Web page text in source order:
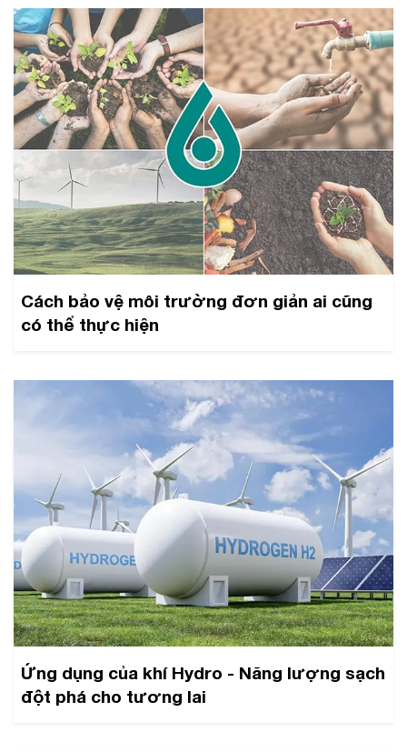
Cách bảo vệ môi trường đơn giản ai cũng
có thể thực hiện
Ứng dụng của khí Hydro - Năng lượng sạch
đột phá cho tương lai